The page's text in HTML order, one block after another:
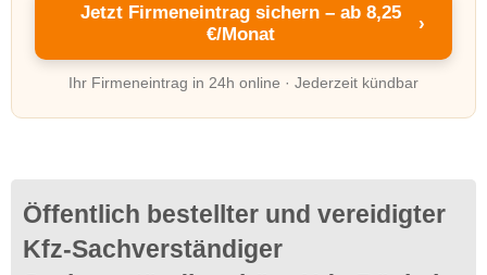
Jetzt Firmeneintrag sichern – ab 8,25
€/Monat
›
Ihr Firmeneintrag in 24h online · Jederzeit kündbar
Öffentlich bestellter und vereidigter
Kfz-Sachverständiger